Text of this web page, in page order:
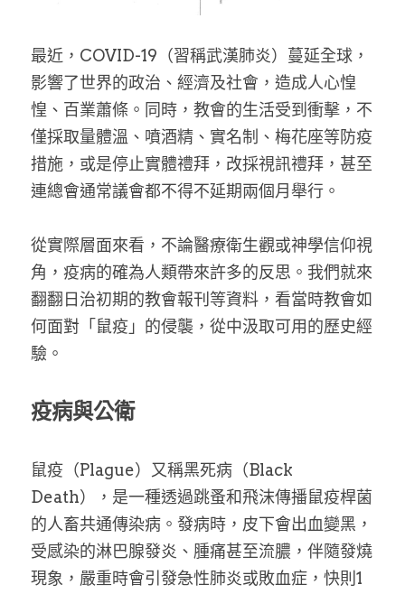
最近，COVID-19（習稱武漢肺炎）蔓延全球，
影響了世界的政治、經濟及社會，造成人心惶
惶、百業蕭條。同時，教會的生活受到衝擊，不
僅採取量體溫、噴酒精、實名制、梅花座等防疫
措施，或是停止實體禮拜，改採視訊禮拜，甚至
連總會通常議會都不得不延期兩個月舉行。
從實際層面來看，不論醫療衛生觀或神學信仰視
角，疫病的確為人類帶來許多的反思。我們就來
翻翻日治初期的教會報刊等資料，看當時教會如
何面對「鼠疫」的侵襲，從中汲取可用的歷史經
驗。
疫病與公衛
鼠疫（Plague）又稱黑死病（Black
Death），是一種透過跳蚤和飛沫傳播鼠疫桿菌
的人畜共通傳染病。發病時，皮下會出血變黑，
受感染的淋巴腺發炎、腫痛甚至流膿，伴隨發燒
現象，嚴重時會引發急性肺炎或敗血症，快則1